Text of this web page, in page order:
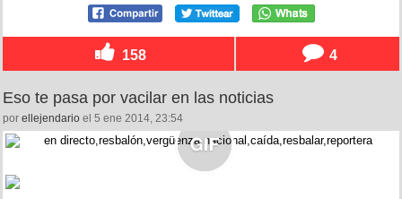
158 4
Eso te pasa por vacilar en las noticias
por ellejendario el 5 ene 2014, 23:54